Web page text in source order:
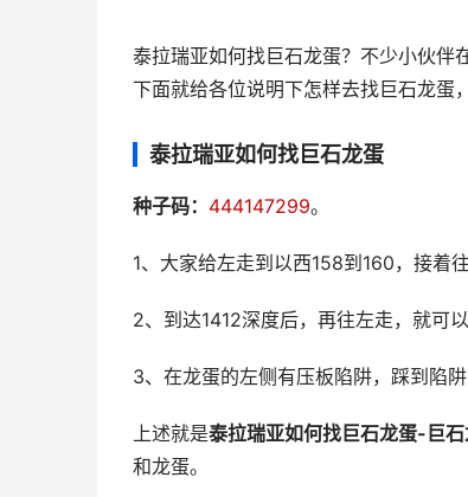
泰拉瑞亚如何找巨石龙蛋？不少小伙伴
下面就给各位说明下怎样去找巨石龙蛋
泰拉瑞亚如何找巨石龙蛋
种子码： 444147299。
1、大家给左走到以西158到160，接着
2、到达1412深度后，再往左走，就可以
3、在龙蛋的左侧有压板陷阱，踩到陷
上述就是泰拉瑞亚如何找巨石龙蛋-巨
和龙蛋。